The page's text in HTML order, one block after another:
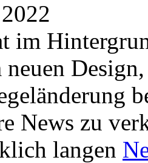
im
neuen
News zu
langen